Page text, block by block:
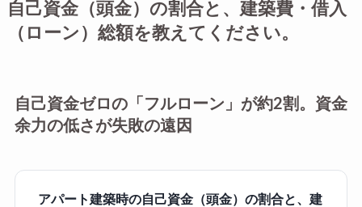
自己資金（頭金）の割合と、建築費・借入
（ローン）総額を教えてください。
自己資金ゼロの「フルローン」が約2割。資金
余力の低さが失敗の遠因
アパート建築時の自己資金（頭金）の割合と、建